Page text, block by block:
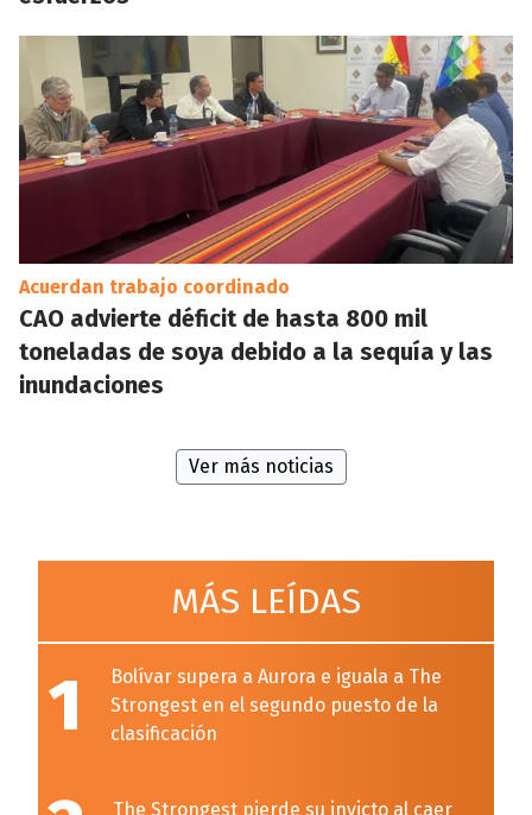
Acuerdan trabajo coordinado
CAO advierte déficit de hasta 800 mil
toneladas de soya debido a la sequía y las
inundaciones
Ver más noticias
MÁS LEÍDAS
1
Bolívar supera a Aurora e iguala a The
Strongest en el segundo puesto de la
clasificación
The Strongest pierde su invicto al caer